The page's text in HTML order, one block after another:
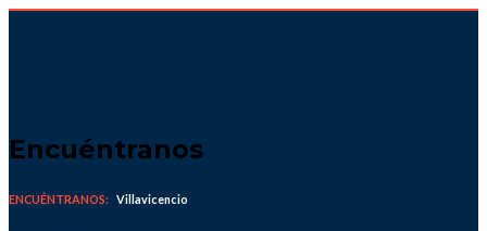
Encuéntranos
ENCUÉNTRANOS: Villavicencio